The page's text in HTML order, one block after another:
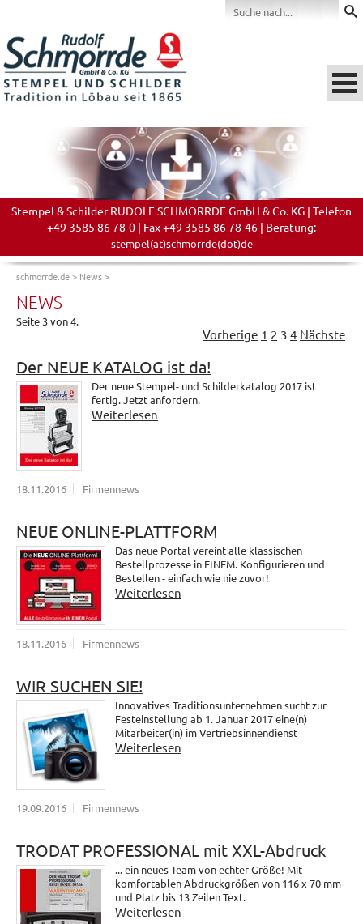
Stempel & Schilder RUDOLF SCHMORRDE GmbH & Co. KG | Telefon
+49 3585 86 78-0 | Fax +49 3585 86 78-46 | Beratung:
stempel(at)schmorrde(dot)de
schmorrde.de> News>
NEWS
Seite 3 von 4.
Vorherige 1 2 3 4 Nächste
Der NEUE KATALOG ist da!
Der neue Stempel- und Schilderkatalog 2017 ist
fertig. Jetzt anfordern.
Weiterlesen
18.11.2016 Firmennews
NEUE ONLINE-PLATTFORM
Das neue Portal vereint alle klassischen
Bestellprozesse in EINEM. Konfigurieren und
Bestellen - einfach wie nie zuvor!
Weiterlesen
18.11.2016 Firmennews
WIR SUCHEN SIE!
Innovatives Traditionsunternehmen sucht zur
Festeinstellung ab 1. Januar 2017 eine(n)
Mitarbeiter(in) im Vertriebsinnendienst
Weiterlesen
19.09.2016 Firmennews
TRODAT PROFESSIONAL mit XXL-Abdruck
... ein neues Team von echter Größe! Mit
komfortablen Abdruckgrößen von 116 x 70 mm
und Platz bis 13 Zeilen Text.
Weiterlesen